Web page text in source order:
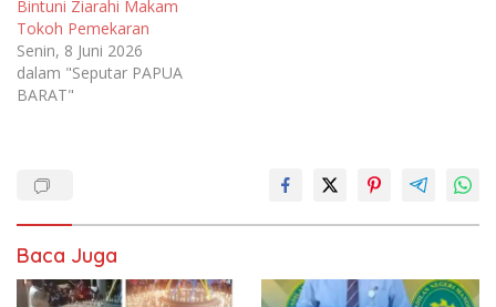
Bintuni Ziarahi Makam
Tokoh Pemekaran
Senin, 8 Juni 2026
dalam "Seputar PAPUA
BARAT"
Baca Juga